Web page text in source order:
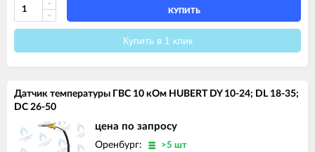
КУПИТЬ
Купить в 1 клик
Датчик температуры ГВС 10 кОм HUBERT DY 10-24; DL 18-35;
DC 26-50
цена по запросу
Оренбург: >5 шт